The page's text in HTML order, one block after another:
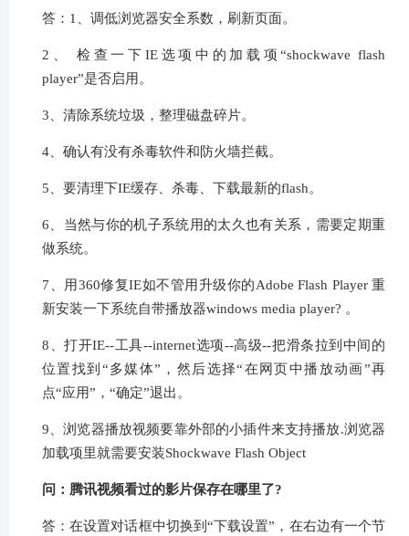
答：1、调低浏览器安全系数，刷新页面。
2、 检查一下IE选项中的加载项“shockwave flash
player”是否启用。
3、清除系统垃圾，整理磁盘碎片。
4、确认有没有杀毒软件和防火墙拦截。
5、要清理下IE缓存、杀毒、下载最新的flash。
6、当然与你的机子系统用的太久也有关系，需要定期重
做系统。
7、用360修复IE如不管用升级你的Adobe Flash Player 重
新安装一下系统自带播放器windows media player? 。
8、打开IE--工具--internet选项--高级--把滑条拉到中间的
位置找到“多媒体”，然后选择“在网页中播放动画”再
点“应用”，“确定”退出。
9、浏览器播放视频要靠外部的小插件来支持播放.浏览器
加载项里就需要安装Shockwave Flash Object
问：腾讯视频看过的影片保存在哪里了?
答：在设置对话框中切换到“下载设置”，在右边有一个节